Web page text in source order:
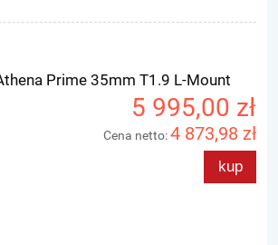
Prime 35mm T1.9 L-Mount
5 995,00 zł
Cena netto:4 873,98 zł
kup